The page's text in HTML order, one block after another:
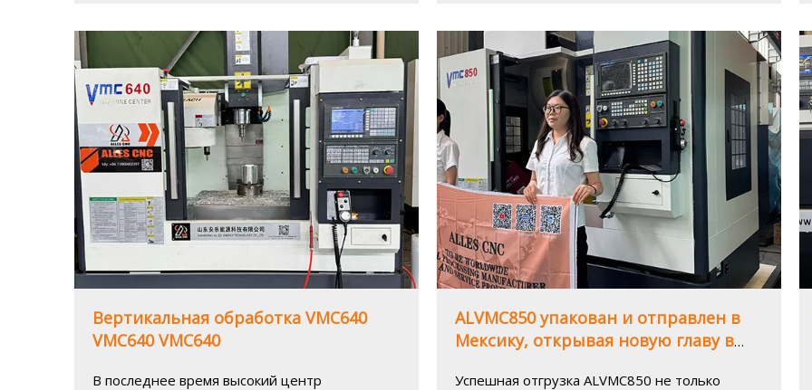
Вертикальная обработка VMC640
VMC640 VMC640
В последнее время высокий центр
ALVMC850 упакован и отправлен в
Мексику, открывая новую главу в
Успешная отгрузка ALVMC850 не только